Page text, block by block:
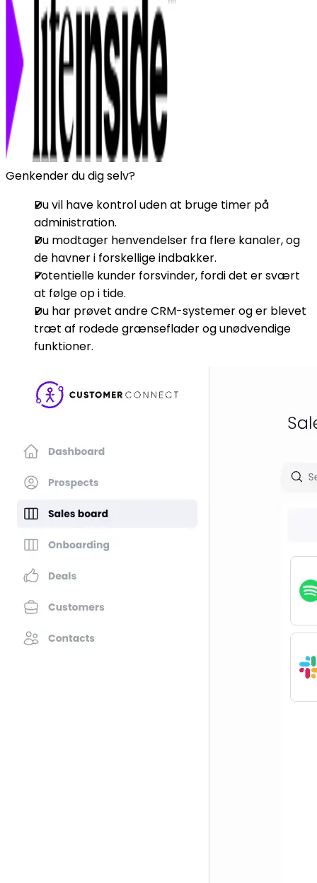
Genkender du dig selv?
Du vil have kontrol uden at bruge timer på
administration.
Du modtager henvendelser fra flere kanaler, og
de havner i forskellige indbakker.
Potentielle kunder forsvinder, fordi det er svært
at følge op i tide.
Du har prøvet andre CRM-systemer og er blevet
træt af rodede grænseflader og unødvendige
funktioner.